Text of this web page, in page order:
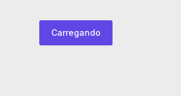
Carregando